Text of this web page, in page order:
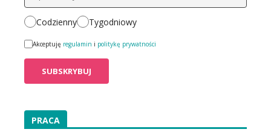
Codzienny Tygodniowy
Akceptuję regulamin i politykę prywatności
PRACA